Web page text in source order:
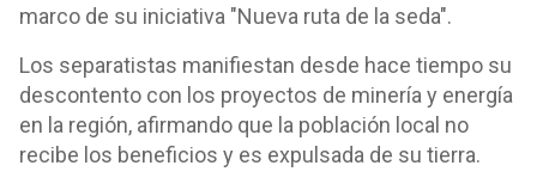
marco de su iniciativa "Nueva ruta de la seda".
Los separatistas manifiestan desde hace tiempo su
descontento con los proyectos de minería y energía
en la región, afirmando que la población local no
recibe los beneficios y es expulsada de su tierra.